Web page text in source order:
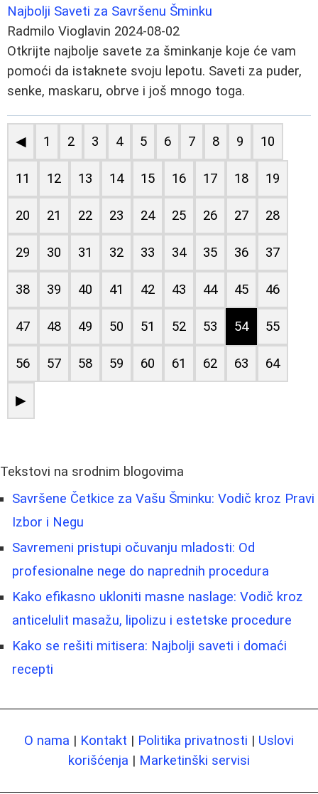
Najbolji Saveti za Savršenu Šminku
Radmilo Vioglavin 2024-08-02
Otkrijte najbolje savete za šminkanje koje će vam
pomoći da istaknete svoju lepotu. Saveti za puder,
senke, maskaru, obrve i još mnogo toga.
◀ 1 2 3 4 5 6 7 8 9 10
11 12 13 14 15 16 17 18 19
20 21 22 23 24 25 26 27 28
29 30 31 32 33 34 35 36 37
38 39 40 41 42 43 44 45 46
47 48 49 50 51 52 53 54 55
56 57 58 59 60 61 62 63 64
▶
Tekstovi na srodnim blogovima
Savršene Četkice za Vašu Šminku: Vodič kroz Pravi
Izbor i Negu
Savremeni pristupi očuvanju mladosti: Od
profesionalne nege do naprednih procedura
Kako efikasno ukloniti masne naslage: Vodič kroz
anticelulit masažu, lipolizu i estetske procedure
Kako se rešiti mitisera: Najbolji saveti i domaći
recepti
O nama | Kontakt | Politika privatnosti | Uslovi
korišćenja | Marketinški servisi